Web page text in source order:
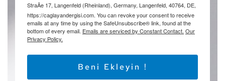
StraÃe 17, Langenfeld (Rheinland), Germany, Langenfeld, 40764, DE,
https://caglayandergisi.com. You can revoke your consent to receive
emails at any time by using the SafeUnsubscribe® link, found at the
bottom of every email. Emails are serviced by Constant Contact. Our
Privacy Policy.
Beni Ekleyin !